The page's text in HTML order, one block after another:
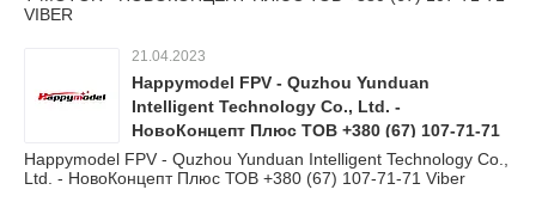
VIBER
21.04.2023
Happymodel FPV - Quzhou Yunduan
Intelligent Technology Co., Ltd. -
НовоКонцепт Плюс ТОВ +380 (67) 107-71-71
Viber
Happymodel FPV - Quzhou Yunduan Intelligent Technology Co.,
Ltd. - НовоКонцепт Плюс ТОВ +380 (67) 107-71-71 Viber